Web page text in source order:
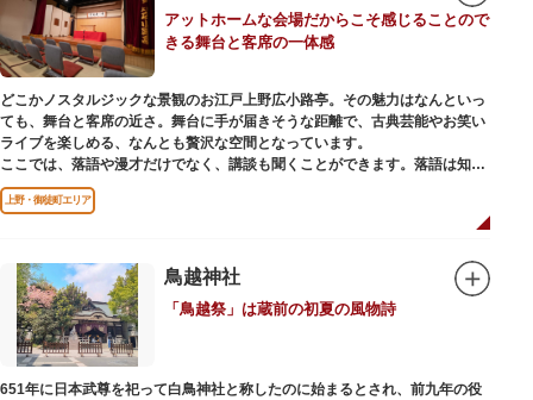
アットホームな会場だからこそ感じることので
きる舞台と客席の一体感
どこかノスタルジックな景観のお江戸上野広小路亭。その魅力はなんといっ
ても、舞台と客席の近さ。舞台に手が届きそうな距離で、古典芸能やお笑い
ライブを楽しめる、なんとも贅沢な空間となっています。
ここでは、落語や漫才だけでなく、講談も聞くことができます。落語は知っ
ているけど講談ってなんだろう？と思われた方も、ぜひ一度お江戸上野広小
路亭をのぞいてみませんか？
上野・御徒町エリア
鳥越神社
「鳥越祭」は蔵前の初夏の風物詩
651年に日本武尊を祀って白鳥神社と称したのに始まるとされ、前九年の役